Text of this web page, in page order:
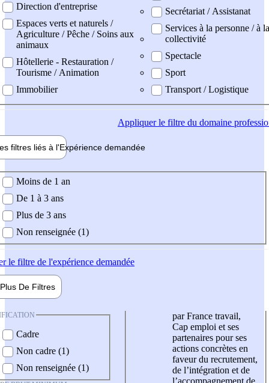
Direction d'entreprise
Espaces verts et naturels /
Agriculture / Pêche / Soins aux
animaux
Hôtellerie - Restauration /
Tourisme / Animation
Immobilier
Secrétariat / Assistanat
Services à la personne / à la
collectivité
Spectacle
Sport
Transport / Logistique
Appliquerle filtre du domaine
filtres liés à l'Expérience demandée
demandée
Moins de 1 an
De 1 à 3 ans
Plus de 3 ans
Non renseignée (1)
le filtre de l'expérience demandée
Plus De Filtres
Cadre
Non cadre (1)
Non renseignée (1)
par France travail,
Cap emploi et ses
partenaires pour ses
actions concrètes en
faveur du recrutement,
de l’intégration et de
l’accompagnement de